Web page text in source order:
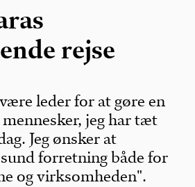
rejse
leder for at gøre en
jeg har tæt
Jeg ønsker at
forretning både for
og virksomheden".